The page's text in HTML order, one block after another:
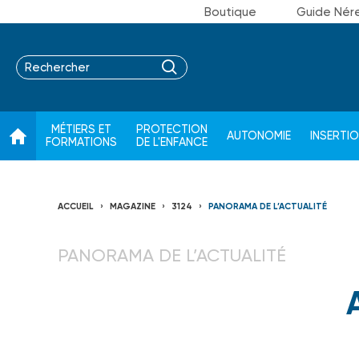
Boutique Guide
MÉTIERS ET
FORMATIONS
PROTECTION
DE L'ENFANCE
AUTONOMIE
ACCUEIL MAGAZINE 3124 PANORAMA DE L’ACTUALITÉ
PANORAMA DE L’ACTUALITÉ